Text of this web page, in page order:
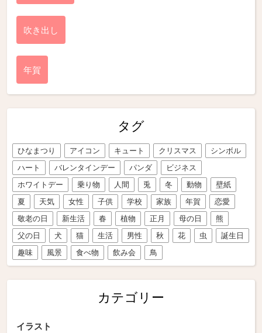
吹き出し
年賀
タグ
ひなまつり アイコン キュート クリスマス
シンボル
ハート
バレンタインデー パンダ
ビジネス
ホワイトデー
乗り物 人間 兎 冬 動物
壁紙
夏
天気 女性 子供 学校 家族 年賀
恋愛
敬老の日
新生活 春 植物 正月 母の日
熊
父の日
犬 猫 生活 男性 秋 花 虫
誕生日
趣味
風景 食べ物 飲み会 鳥
カテゴリー
イラスト